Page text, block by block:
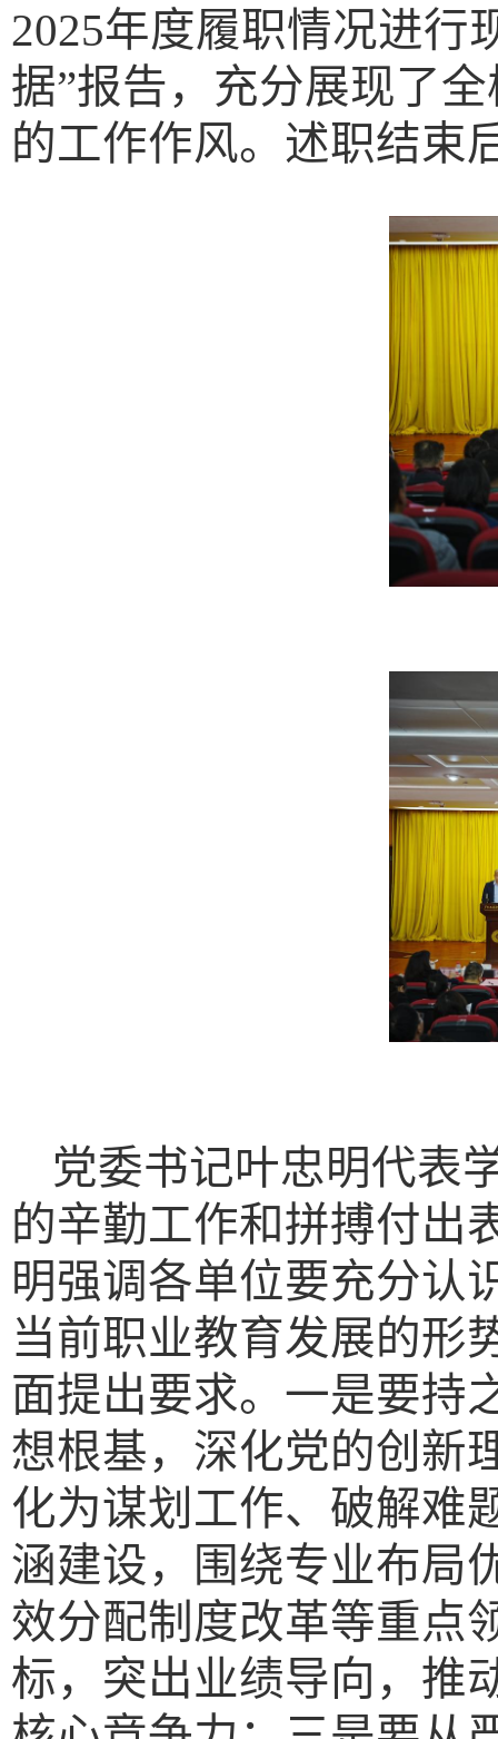
2025年度履职情况进行
据”报告，充分展现了
的工作作风。述职结束
党委书记叶忠明代表
的辛勤工作和拼搏付出
明强调各单位要充分认
当前职业教育发展的形
面提出要求。一是要持
想根基，深化党的创新
化为谋划工作、破解难
涵建设，围绕专业布局
效分配制度改革等重点
标，突出业绩导向，推